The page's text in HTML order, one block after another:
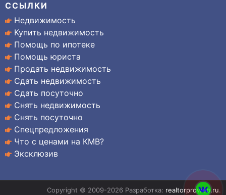
ССЫЛКИ
Недвижимость
Купить недвижимость
Помощь по ипотеке
Помощь юриста
Продать недвижимость
Сдать недвижимость
Сдать посуточно
Снять недвижимость
Снять посуточно
Спецпредложения
Что с ценами на КМВ?
Эксклюзив
Copyright © 2009-2026 Разработка: realtorproweb.ru.